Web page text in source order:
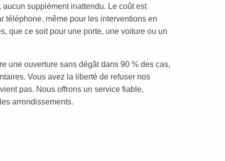
aucun supplément inattendu. Le coût est
téléphone, même pour les interventions en
que ce soit pour une porte, une voiture ou un
une ouverture sans dégât dans 90 % des cas,
Vous avez la liberté de refuser nos
pas. Nous offrons un service fiable,
arrondissements.